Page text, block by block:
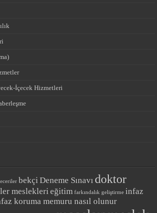
İçecek Hizmetleri
bekçiDeneme Sınavı doktor
mesleklerieğitim farkındalık geliştirme infaz
koruma memuru nasıl olunur